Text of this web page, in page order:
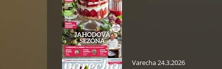
Varecha 24.3.2026